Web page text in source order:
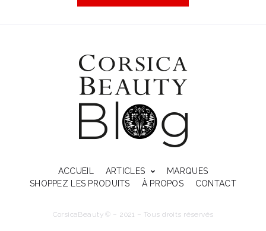
ACCUEIL ARTICLES
MARQUES
SHOPPEZ LES PRODUITS
À PROPOS CONTACT
CorsicaBeauty © – 2021 – Tous droits réservés